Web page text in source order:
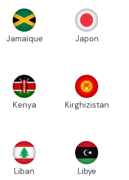
Jamaïque Japon
Kenya Kirghizistan
Liban Libye